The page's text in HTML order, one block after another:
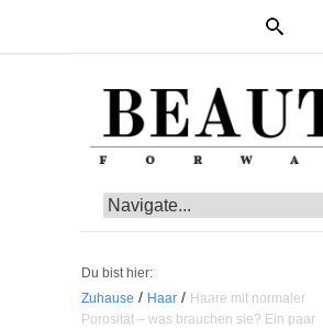
Du bist hier:
Zuhause / Haar / Haare mit normaler
Porosität – was brauchen sie? Ein paar